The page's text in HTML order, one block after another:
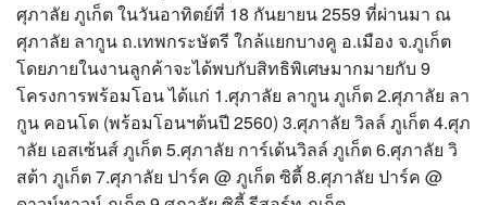
ศุภาลัย ภูเก็ต ในวันอาทิตย์ที่ 18 กันยายน 2559 ที่ผ่านมา ณ
ศุภาลัย ลากูน ถ.เทพกระษัตรี ใกล้แยกบางคู อ.เมือง จ.ภูเก็ต
โดยภายในงานลูกค้าจะได้พบกับสิทธิพิเศษมากมายกับ 9
โครงการพร้อมโอน ได้แก่ 1.ศุภาลัย ลากูน ภูเก็ต 2.ศุภาลัย ลา
กูน คอนโด (พร้อมโอนฯต้นปี 2560) 3.ศุภาลัย วิลล์ ภูเก็ต 4.ศุภ
าลัย เอสเซ้นส์ ภูเก็ต 5.ศุภาลัย การ์เด้นวิลล์ ภูเก็ต 6.ศุภาลัย วิ
สต้า ภูเก็ต 7.ศุภาลัย ปาร์ค @ ภูเก็ต ซิตี้ 8.ศุภาลัย ปาร์ค @